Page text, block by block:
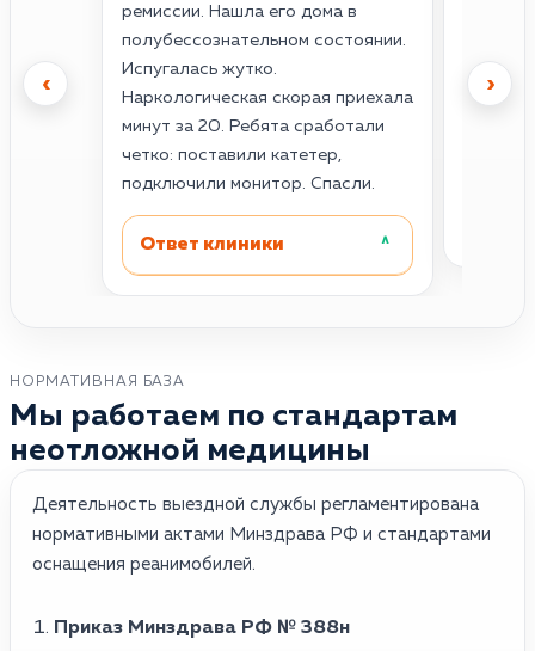
‹ ›
ремиссии. Нашла его дома в
полубессознательном состоянии.
Испугалась жутко.
Наркологическая скорая приехала
минут за 20. Ребята сработали
четко: поставили катетер,
подключили монитор. Спасли.
Ответ клиники ˄
НОРМАТИВНАЯ БАЗА
Мы работаем по стандартам
неотложной медицины
Деятельность выездной службы регламентирована
нормативными актами Минздрава РФ и стандартами
оснащения реанимобилей.
Приказ Минздрава РФ № 388н